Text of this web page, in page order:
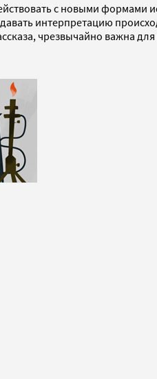
с новыми формами
интерпретацию
чрезвычайно важна